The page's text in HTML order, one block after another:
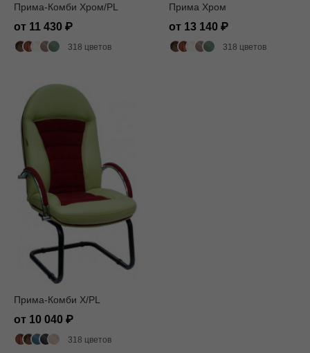
Прима-Комби Xром/PL
от 11 430
318 цветов
Прима Хром
от 13 140
318 цветов
Прима-Комби X/PL
от 10 040
318 цветов